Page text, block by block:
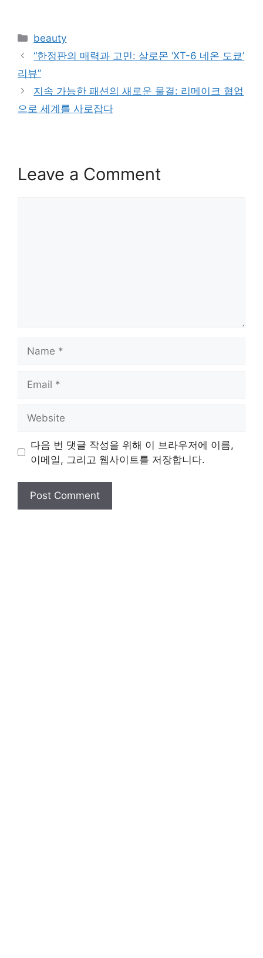
Categories
beauty
“한정판의 매력과 고민: 살로몬 ‘XT-6 네온 도쿄’
리뷰”
지속 가능한 패션의 새로운 물결: 리메이크 협업
으로 세계를 사로잡다
Leave a Comment
다음 번 댓글 작성을 위해 이 브라우저에 이름,
이메일, 그리고 웹사이트를 저장합니다.